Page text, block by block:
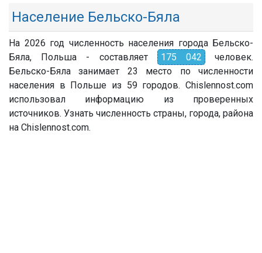
Население Бельско-Бяла
На 2026 год численность населения города Бельско-
Бяла, Польша - составляет
175 042 человек.
Бельско-Бяла занимает 23 место по численности
населения в Польше из 59 городов. Chislennost.com
использовал информацию из проверенных
источников. Узнать численность страны, города, района
на Chislennost.com.